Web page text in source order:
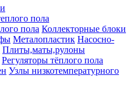
пола
пола Коллекторные блоки
Металопластик Насосно-
Плиты,маты,рулоны
Регуляторы тёплого пола
Узлы низкотемпературного